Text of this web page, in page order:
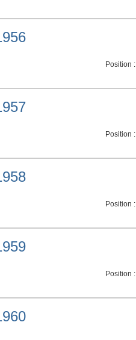
Position :
Position :
Position :
Position :